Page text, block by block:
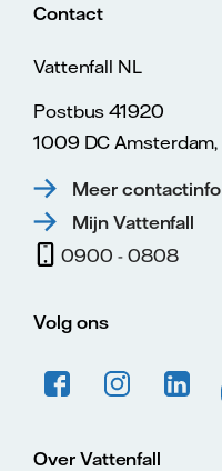
Contact
Vattenfall NL
Postbus 41920
1009 DC Amsterdam,
Meer
Mijn Vattenfall
0900 - 0808
Volg ons
Over Vattenfall